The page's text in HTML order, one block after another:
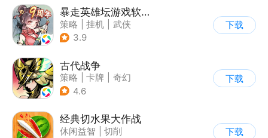
暴走英雄坛游戏软件V1.0
策略 挂机
武侠
| 剧情
3.9
下载
古代战争
策略 卡牌
奇幻
| 卡通
4.6
下载
经典切水果大作战
休闲益智
切削
下载